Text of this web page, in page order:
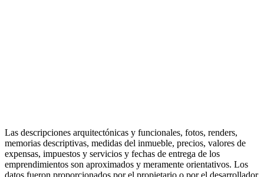
Las descripciones arquitectónicas y funcionales, fotos, renders,
memorias descriptivas, medidas del inmueble, precios, valores de
expensas, impuestos y servicios y fechas de entrega de los
emprendimientos son aproximados y meramente orientativos. Los
datos fueron proporcionados por el propietario o por el desarrollador